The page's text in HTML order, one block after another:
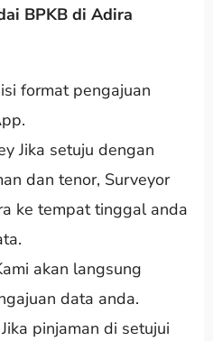
BPKB di Adira
format pengajuan
Jika setuju dengan
dan tenor, Surveyor
ke tempat tinggal anda
akan langsung
data anda.
pinjaman di setujui